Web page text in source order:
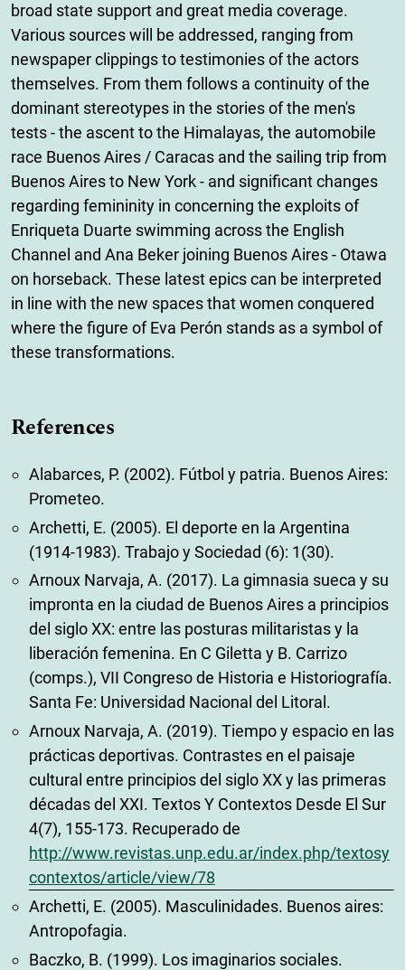
broad state support and great media coverage.
Various sources will be addressed, ranging from
newspaper clippings to testimonies of the actors
themselves. From them follows a continuity of the
dominant stereotypes in the stories of the men's
tests - the ascent to the Himalayas, the automobile
race Buenos Aires / Caracas and the sailing trip from
Buenos Aires to New York - and significant changes
regarding femininity in concerning the exploits of
Enriqueta Duarte swimming across the English
Channel and Ana Beker joining Buenos Aires - Otawa
on horseback. These latest epics can be interpreted
in line with the new spaces that women conquered
where the figure of Eva Perón stands as a symbol of
these transformations.
References
Alabarces, P. (2002). Fútbol y patria. Buenos Aires:
Prometeo.
Archetti, E. (2005). El deporte en la Argentina
(1914-1983). Trabajo y Sociedad (6): 1(30).
Arnoux Narvaja, A. (2017). La gimnasia sueca y su
impronta en la ciudad de Buenos Aires a principios
del siglo XX: entre las posturas militaristas y la
liberación femenina. En C Giletta y B. Carrizo
(comps.), VII Congreso de Historia e Historiografía.
Santa Fe: Universidad Nacional del Litoral.
Arnoux Narvaja, A. (2019). Tiempo y espacio en las
prácticas deportivas. Contrastes en el paisaje
cultural entre principios del siglo XX y las primeras
décadas del XXI. Textos Y Contextos Desde El Sur
4(7), 155-173. Recuperado de
http://www.revistas.unp.edu.ar/index.php/textosy
contextos/article/view/78
Archetti, E. (2005). Masculinidades. Buenos aires:
Antropofagia.
Baczko, B. (1999). Los imaginarios sociales.